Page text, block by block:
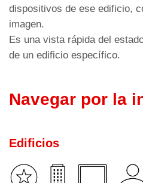
dispositivos de ese edificio,
imagen.
Es una vista rápida del
de un edificio específico.
Navegar por la
Edificios